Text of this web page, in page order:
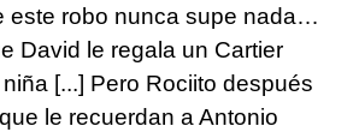
este robo nunca supe nada…
David le regala un Cartier
[...] Pero Rociito después
le recuerdan a Antonio